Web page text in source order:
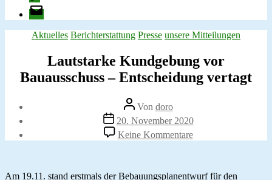
E-
Mail
Kategorien
Aktuelles Berichterstattung Presse unsere Mitteilungen
Lautstarke Kundgebung vor
Bauausschuss – Entscheidung vertagt
Beitragsautor
Von doro
Veröffentlichungsdatum
20. November 2020
Keine Kommentarezu
Lautstarke
Bauausschuss
Am 19.11. stand erstmals der Bebauungsplanentwurf für den